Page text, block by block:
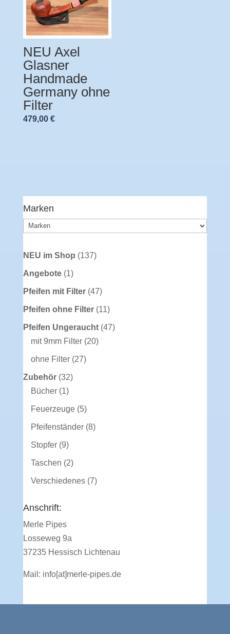
NEU Axel
Glasner
Handmade
Germany ohne
Filter
479,00 €
Marken
NEU im Shop 137137
Angebote 11
Produkt
Pfeifen mit Filter 4747
Produkte
Pfeifen ohne Filter 1111
Produkte
Pfeifen Ungeraucht 4747
mit 9mm Filter 2020
ohne Filter 2727
Zubehör 3232
Bücher 11
Produkt
Feuerzeuge 55
Produkte
Pfeifenständer 88
Stopfer 99
Produkte
Taschen 22
Produkte
Verschiedenes 77
Anschrift:
Merle Pipes
Losseweg 9a
37235 Hessisch Lichtenau
Mail: info[at]merle-pipes.de